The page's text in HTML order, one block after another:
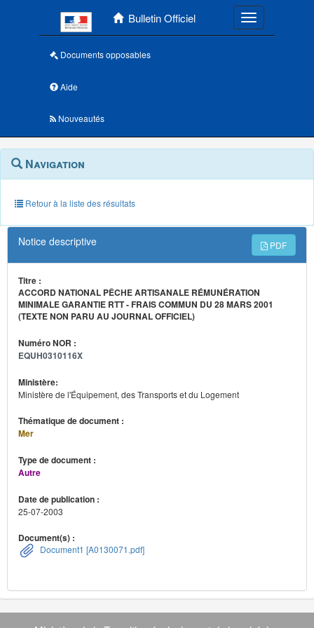
Bulletin Officiel Toggle
Documents opposables
Aide
Nouveautés
Navigation
outils
annexes
Menu
contextuel
Navigation
Retour à la liste des résultats
Notice descriptive PDF
Titre :
ACCORD NATIONAL PÊCHE ARTISANALE RÉMUNÉRATION
MINIMALE GARANTIE RTT - FRAIS COMMUN DU 28 MARS 2001
(TEXTE NON PARU AU JOURNAL OFFICIEL)
Numéro NOR :
EQUH0310116X
Ministère:
Ministère de l'Équipement, des Transports et du Logement
Thématique de document :
Mer
Type de document :
Autre
Date de publication :
25-07-2003
Document(s) :
Document1 [A0130071.pdf]
Navigation